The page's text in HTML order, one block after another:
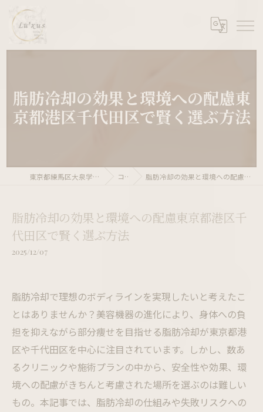
脂肪冷却の効果と環境への配慮東
京都港区千代田区で賢く選ぶ方法
東京都練馬区大泉学園ならLu’xus 大泉学園店 コラム 脂肪冷却の効果と環境への配慮東京都港区千代田区で賢く選ぶ方法
脂肪冷却の効果と環境への配慮東京都港区千
代田区で賢く選ぶ方法
2025/12/07
脂肪冷却で理想のボディラインを実現したいと考えたこ
とはありませんか？美容機器の進化により、身体への負
担を抑えながら部分痩せを目指せる脂肪冷却が東京都港
区や千代田区を中心に注目されています。しかし、数あ
るクリニックや施術プランの中から、安全性や効果、環
境への配慮がきちんと考慮された場所を選ぶのは難しい
もの。本記事では、脂肪冷却の仕組みや失敗リスクへの